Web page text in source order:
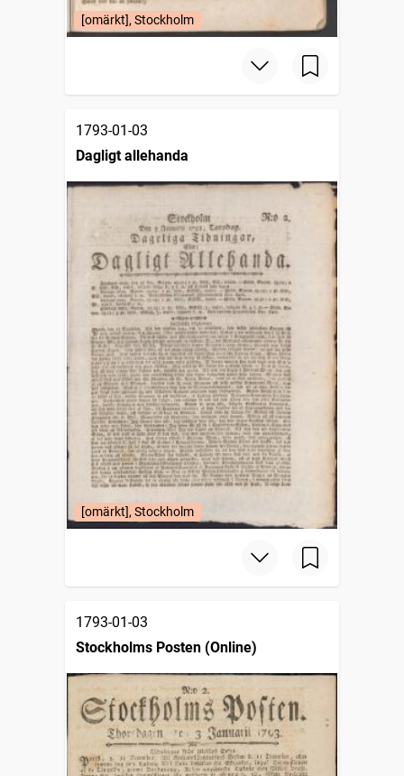
[omärkt], Stockholm
1793-01-03
Dagligt allehanda
[omärkt], Stockholm
1793-01-03
Stockholms Posten (Online)